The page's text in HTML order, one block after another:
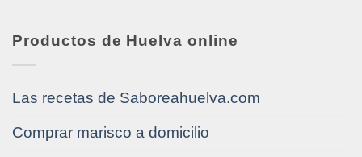
Productos de Huelva online
Las recetas de Saboreahuelva.com
Comprar marisco a domicilio